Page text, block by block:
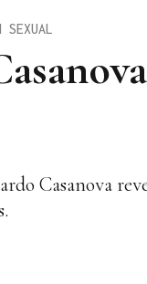
SEXUAL
Casanova